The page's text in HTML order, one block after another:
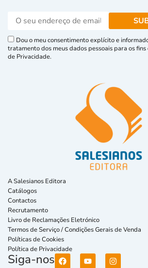
Dou o meu consentimento explícito e
tratamento dos meus dados pessoais para os
de Privacidade.
A Salesianos Editora
Catálogos
Contactos
Recrutamento
Livro de Reclamações Eletrónico
Termos de Serviço / Condições Gerais de Venda
Políticas de Cookies
Política de Privacidade
Siga-nos